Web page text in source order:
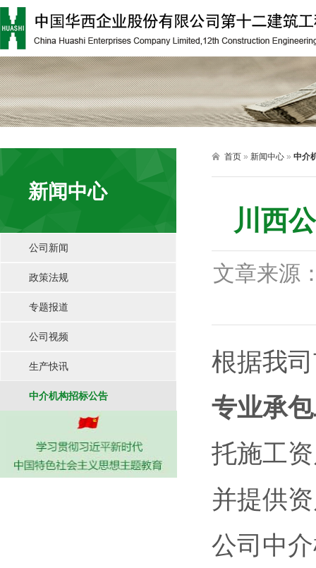
 首页 » 新闻中心 » 中介
川西
文章来源
根据我
专业承
托施工
并提供
公司中
新闻中心
公司新闻
政策法规
专题报道
公司视频
生产快讯
中介机构招标公告